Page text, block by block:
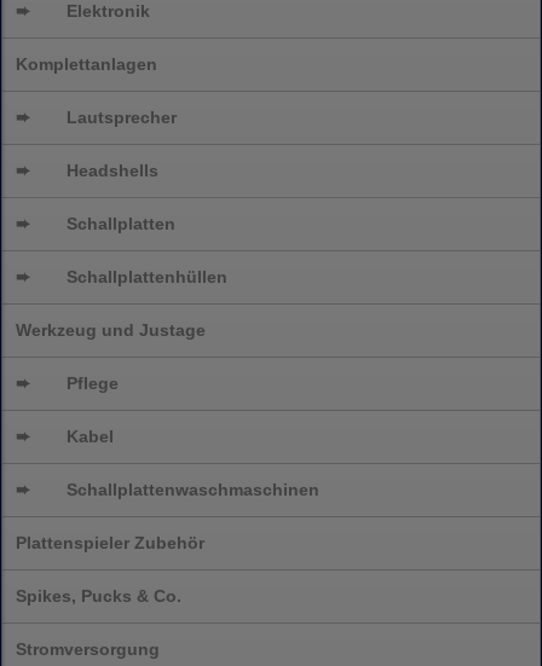
➨ Elektronik
Komplettanlagen
➨ Lautsprecher
➨ Headshells
➨ Schallplatten
➨ Schallplattenhüllen
Werkzeug und Justage
➨ Pflege
➨ Kabel
➨ Schallplattenwaschmaschinen
Plattenspieler Zubehör
Spikes, Pucks & Co.
Stromversorgung